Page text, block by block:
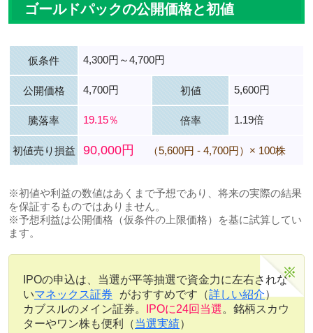
ゴールドパックの公開価格と初値
仮条件 4,300円～4,700円
公開価格 4,700円 初値 5,600円
騰落率 19.15％ 倍率 1.19倍
初値売り損益 90,000円 （5,600円 - 4,700円）× 100株
※初値や利益の数値はあくまで予想であり、将来の実際の結果
を保証するものではありません。
※予想利益は公開価格（仮条件の上限価格）を基に試算してい
ます。
IPOの申込は、当選が平等抽選で資金力に左右されな
いマネックス証券 がおすすめです（詳しい紹介）
カブスルのメイン証券。
IPOに24回当選。銘柄スカウ
ターやワン株も便利（当選実績）